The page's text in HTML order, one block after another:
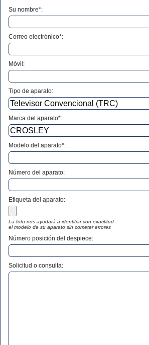
Su nombre*:
Correo electrónico*:
Móvil:
Tipo de aparato:
Marca del aparato*:
Modelo del aparato*:
Número del aparato:
Etiqueta del aparato:
La foto nos ayudará a identifiar con exactitud
el modelo de su aparato sin cometer errores
Número posición del despiece:
Solicitud o consulta: